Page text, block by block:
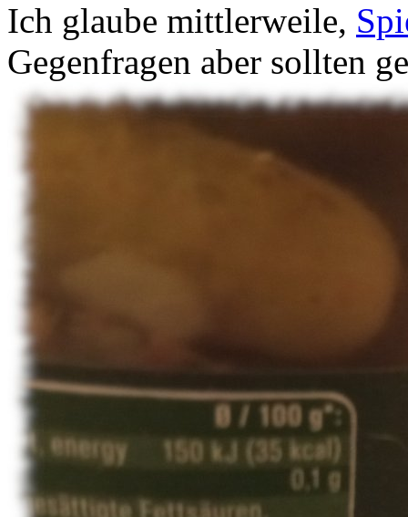
Ich glaube mittlerweile,
Gegenfragen aber sollten